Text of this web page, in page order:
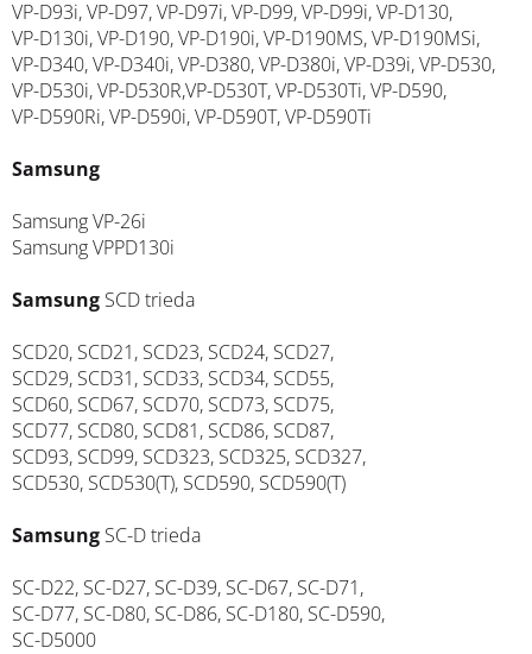
VP-D93i, VP-D97, VP-D97i, VP-D99, VP-D99i, VP-D130,
VP-D130i, VP-D190, VP-D190i, VP-D190MS, VP-D190MSi,
VP-D340, VP-D340i, VP-D380, VP-D380i, VP-D39i, VP-D530,
VP-D530i, VP-D530R,VP-D530T, VP-D530Ti, VP-D590,
VP-D590Ri, VP-D590i, VP-D590T, VP-D590Ti
Samsung
Samsung VP-26i
Samsung VPPD130i
Samsung SCD trieda
SCD20, SCD21, SCD23, SCD24, SCD27,
SCD29, SCD31, SCD33, SCD34, SCD55,
SCD60, SCD67, SCD70, SCD73, SCD75,
SCD77, SCD80, SCD81, SCD86, SCD87,
SCD93, SCD99, SCD323, SCD325, SCD327,
SCD530, SCD530(T), SCD590, SCD590(T)
Samsung SC-D trieda
SC-D22, SC-D27, SC-D39, SC-D67, SC-D71,
SC-D77, SC-D80, SC-D86, SC-D180, SC-D590,
SC-D5000